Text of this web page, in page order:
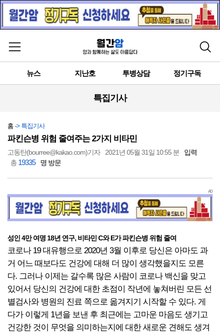
메뉴 열기 검색
뉴스 지난호 투병상담 정기구독
특집기사
홈 -> 특집기사
파킨슨병 위험 줄여주는 2가지 비타민
고동탄(bourree@kakao.com)기자 2021년 05월 31일 10:55 분
입력
총 19335 명 방문
AD
성인 4만 여명 18년 연구, 비타민 C와 E가 파킨슨병 위험 줄여
코로나 19 대유행으로 2020년 3월 이후로 당신은 아마도 과
거 어느 때보다도 건강에 대해 더 많이 생각했을지도 모른
다. 그러나 이제는 갈수록 많은 사람이 코로나 백신을 맞고
있어서 당신의 건강에 대한 초점이 작년에 놓쳐버린 모든 선
별검사와 병원의 진료 쪽으로 옮겨지기 시작할 수 있다. 게
다가 이렇게 1년을 보낸 후 최근에는 고마운 마음도 생기고
건강한 것이 무엇을 의미하는지에 대한 새로운 견해도 생겨